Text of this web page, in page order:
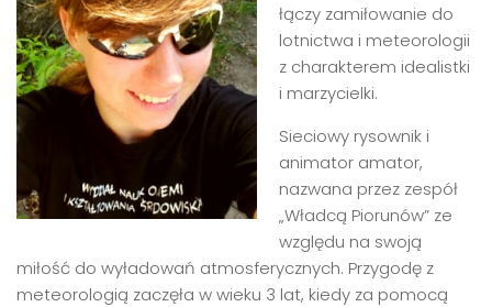
łączy zamiłowanie do
lotnictwa i meteorologii
z charakterem idealistki
i marzycielki.
Sieciowy rysownik i
animator amator,
nazwana przez zespół
„Władcą Piorunów” ze
względu na swoją
miłość do wyładowań atmosferycznych. Przygodę z
meteorologią zaczęła w wieku 3 lat, kiedy za pomocą